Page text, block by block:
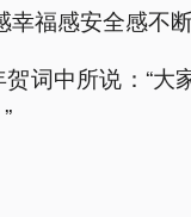
福感安全感不断
词中所说：“大